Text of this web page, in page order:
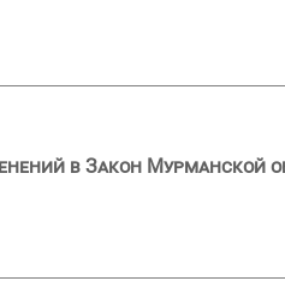
в Закон Мурманской